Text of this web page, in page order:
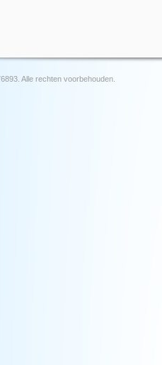
Alle rechten voorbehouden.